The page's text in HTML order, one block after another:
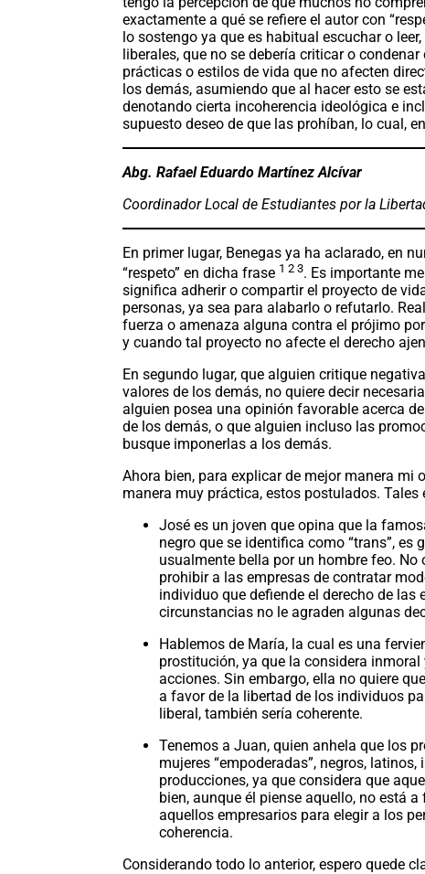
exactamente a qué se refiere el autor con
lo sostengo ya que es habitual escuchar o leer,
liberales, que no se debería criticar o condenar
prácticas o estilos de vida que no afecten
los demás, asumiendo que al hacer esto se
denotando cierta incoherencia ideológica e
supuesto deseo de que las prohíban, lo cual,
Abg. Rafael Eduardo Martínez Alcívar
Coordinador Local de Estudiantes por la
En primer lugar, Benegas ya ha aclarado, en
“respeto” en dicha frase 1 2 3. Es importante
significa adherir o compartir el proyecto de
personas, ya sea para alabarlo o refutarlo.
fuerza o amenaza alguna contra el prójimo
y cuando tal proyecto no afecte el derecho
En segundo lugar, que alguien critique
valores de los demás, no quiere decir
alguien posea una opinión favorable acerca
de los demás, o que alguien incluso las
busque imponerlas a los demás.
Ahora bien, para explicar de mejor manera mi
manera muy práctica, estos postulados.
José es un joven que opina que la
negro que se identifica como “trans”,
usualmente bella por un hombre feo. No
prohibir a las empresas de contratar
individuo que defiende el derecho de las
circunstancias no le agraden algunas
Hablemos de María, la cual es una
prostitución, ya que la considera
acciones. Sin embargo, ella no quiere
a favor de la libertad de los individuos
liberal, también sería coherente.
Tenemos a Juan, quien anhela que los
mujeres “empoderadas”, negros,
producciones, ya que considera que
bien, aunque él piense aquello, no está
aquellos empresarios para elegir a los
coherencia.
Considerando todo lo anterior, espero quede